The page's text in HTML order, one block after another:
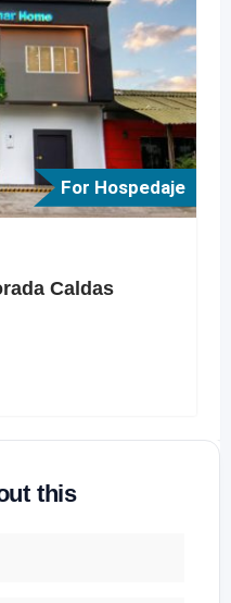
For Hospedaje
Caldas
this